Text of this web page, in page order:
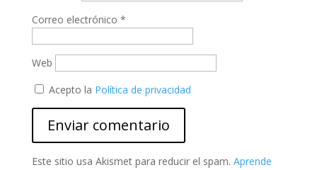
Correo electrónico *
Web
Acepto la Política de privacidad
Este sitio usa Akismet para reducir el spam. Aprende